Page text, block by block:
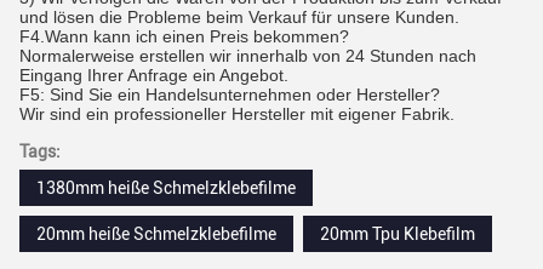
und lösen die Probleme beim Verkauf für unsere Kunden.
F4.Wann kann ich einen Preis bekommen?
Normalerweise erstellen wir innerhalb von 24 Stunden nach
Eingang Ihrer Anfrage ein Angebot.
F5: Sind Sie ein Handelsunternehmen oder Hersteller?
Wir sind ein professioneller Hersteller mit eigener Fabrik.
Tags:
1380mm heiße Schmelzklebefilme
20mm heiße Schmelzklebefilme 20mm Tpu Klebefilm